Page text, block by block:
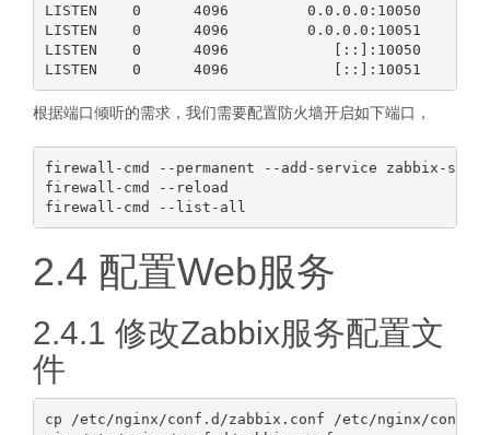
LISTEN    0
LISTEN    0      4096         0.0.0.0:10051
LISTEN    0
根据端口倾听的需求，我们需要配置防火墙开启如下端口，
firewall-cmd --permanent --add-service zabbix-
firewall-cmd --reload
2.4 配置Web服务
2.4.1 修改Zabbix服务配置文
件
cp /etc/nginx/conf.d/zabbix.conf /etc/nginx/